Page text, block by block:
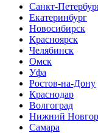
Санкт-
Екатеринбург
Новосибирск
Красноярск
Челябинск
Омск
Уфа
Ростов-на-Дону
Краснодар
Волгоград
Нижний
Самара